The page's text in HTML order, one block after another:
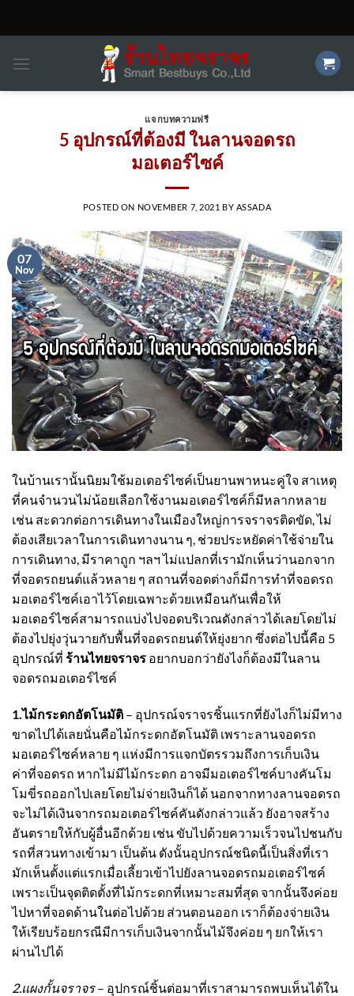
แจกบทความฟรี
5 อุปกรณ์ที่ต้องมี ในลานจอดรถ
มอเตอร์ไซค์
POSTED ON NOVEMBER 7, 2021 BY ASSADA
07
Nov
ในบ้านเรานั้นนิยมใช้มอเตอร์ไซค์เป็นยานพาหนะคู่ใจ สาเหตุ
ที่คนจำนวนไม่น้อยเลือกใช้งานมอเตอร์ไซค์ก็มีหลากหลาย
เช่น สะดวกต่อการเดินทางในเมืองใหญ่การจราจรติดขัด, ไม่
ต้องเสียเวลาในการเดินทางนาน ๆ, ช่วยประหยัดค่าใช้จ่ายใน
การเดินทาง, มีราคาถูก ฯลฯ ไม่แปลกที่เรามักเห็นว่านอกจาก
ที่จอดรถยนต์แล้วหลาย ๆ สถานที่จอดต่างก็มีการทำที่จอดรถ
มอเตอร์ไซค์เอาไว้โดยเฉพาะด้วยเหมือนกันเพื่อให้
มอเตอร์ไซค์สามารถแบ่งไปจอดบริเวณดังกล่าวได้เลยโดยไม่
ต้องไปยุ่งวุ่นวายกับพื้นที่จอดรถยนต์ให้ยุ่งยาก ซึ่งต่อไปนี้คือ 5
อุปกรณ์ที่ ร้านไทยจราจร อยากบอกว่ายังไงก็ต้องมีในลาน
จอดรถมอเตอร์ไซค์
1.ไม้กระดกอัตโนมัติ – อุปกรณ์จราจรชิ้นแรกที่ยังไงก็ไม่มีทาง
ขาดไปได้เลยนั่นคือไม้กระดกอัตโนมัติ เพราะลานจอดรถ
มอเตอร์ไซค์หลาย ๆ แห่งมีการแจกบัตรรวมถึงการเก็บเงิน
ค่าที่จอดรถ หากไม่มีไม้กระดก อาจมีมอเตอร์ไซค์บางคันโม
โมขี่รถออกไปเลยโดยไม่จ่ายเงินก็ได้ นอกจากทางลานจอดรถ
จะไม่ได้เงินจากรถมอเตอร์ไซค์คันดังกล่าวแล้ว ยังอาจสร้าง
อันตรายให้กับผู้อื่นอีกด้วย เช่น ขับไปด้วยความเร็วจนไปชนกับ
รถที่สวนทางเข้ามา เป็นต้น ดังนั้นอุปกรณ์ชนิดนี้เป็นสิ่งที่เรา
มักเห็นตั้งแต่แรกเมื่อเลี้ยวเข้าไปยังลานจอดรถมอเตอร์ไซค์
เพราะเป็นจุดติดตั้งที่ไม้กระดกที่เหมาะสมที่สุด จากนั้นจึงค่อย
ไปหาที่จอดด้านในต่อไปด้วย ส่วนตอนออก เราก็ต้องจ่ายเงิน
ให้เรียบร้อยกรณีมีการเก็บเงินจากนั้นไม้จึงค่อย ๆ ยกให้เรา
ผ่านไปได้
2.แผงกั้นจราจร– อุปกรณ์ชิ้นต่อมาที่เราสามารถพบเห็นได้ใน